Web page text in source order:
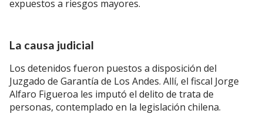
expuestos a riesgos mayores.
La causa judicial
Los detenidos fueron puestos a disposición del
Juzgado de Garantía de Los Andes. Allí, el fiscal Jorge
Alfaro Figueroa les imputó el delito de trata de
personas, contemplado en la legislación chilena.